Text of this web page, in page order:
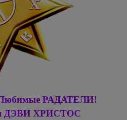
РАДАТЕЛИ!
ДЭВИ ХРИСТОС